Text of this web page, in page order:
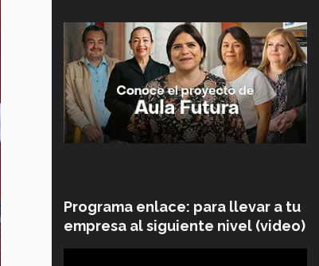
Programa enlace: para llevar a tu
empresa al siguiente nivel (video)